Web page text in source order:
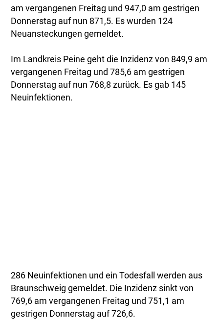
am vergangenen Freitag und 947,0 am gestrigen
Donnerstag auf nun 871,5. Es wurden 124
Neuansteckungen gemeldet.
Im Landkreis Peine geht die Inzidenz von 849,9 am
vergangenen Freitag und 785,6 am gestrigen
Donnerstag auf nun 768,8 zurück. Es gab 145
Neuinfektionen.
286 Neuinfektionen und ein Todesfall werden aus
Braunschweig gemeldet. Die Inzidenz sinkt von
769,6 am vergangenen Freitag und 751,1 am
gestrigen Donnerstag auf 726,6.